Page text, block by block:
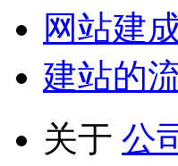
网站建
建站的
关于 公